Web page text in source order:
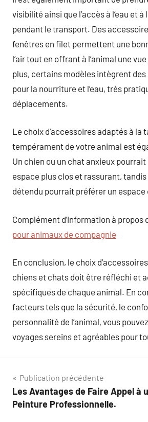
visibilité ainsi que l’accès à l’eau et
pendant le transport. Des
fenêtres en filet permettent une
l’air tout en offrant à l’animal une
plus, certains modèles intègrent
pour la nourriture et l’eau, très
déplacements.
Le choix d’accessoires adaptés à la
tempérament de votre animal est
Un chien ou un chat anxieux
espace plus clos et rassurant, tandis
détendu pourrait préférer un espace
Complément d’information à propos
pour animaux de compagnie
En conclusion, le choix
chiens et chats doit être réfléchi et
spécifiques de chaque animal. En
facteurs tels que la sécurité, le
personnalité de l’animal, vous
voyages sereins et agréables pour
Navigation
de
Publication précédente
Les Avantages de Faire Appel à
Peinture Professionnelle.